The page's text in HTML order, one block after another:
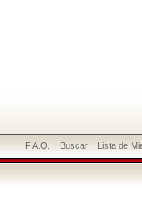
F.A.Q. Buscar Lista de